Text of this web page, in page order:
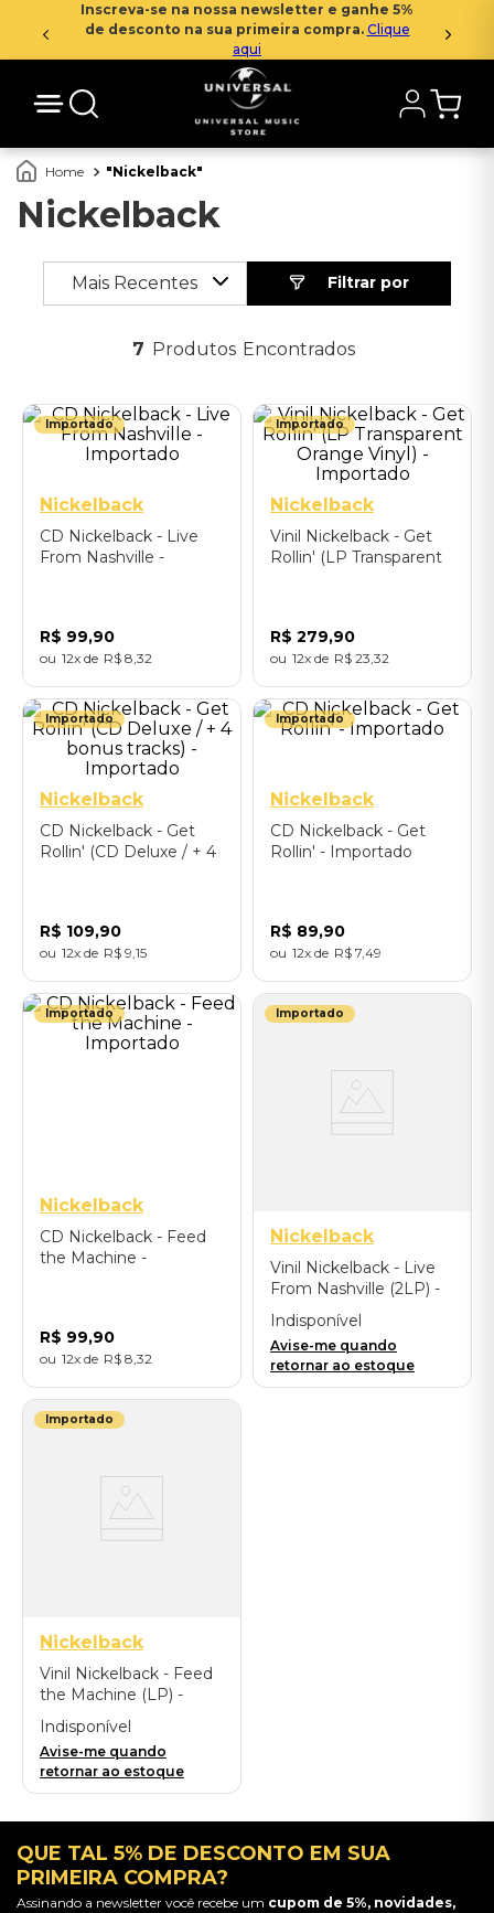
Inscreva-se na nossa newsletter e ganhe 5%
de desconto na sua primeira compra. Clique
aqui
Nickelback
Nickelback
Mais Recentes
7 Produtos
Importado
Nickelback
CD Nickelback - Live
From Nashville -
R$ 99,90
12 R$ 8 32
Importado
Nickelback
Vinil Nickelback - Get
Rollin' (LP Transparent
R$ 279,90
12 R$ 23 32
Importado
Nickelback
CD Nickelback - Get
Rollin' (CD Deluxe / + 4
R$ 109,90
12 R$ 9 15
Importado
Nickelback
CD Nickelback - Get
Rollin' - Importado
R$ 89,90
12 R$ 7 49
Importado
Nickelback
CD Nickelback - Feed
the Machine -
R$ 99,90
12 R$ 8 32
Importado
Nickelback
Vinil Nickelback - Live
From Nashville (2LP) -
Importado
Indisponível
Avise-me quando
retornar ao estoque
Importado
Nickelback
Vinil Nickelback - Feed
the Machine (LP) -
Importado
Indisponível
Avise-me quando
retornar ao estoque
QUE TAL 5% DE DESCONTO EM SUA
PRIMEIRA COMPRA?
Assinando a newsletter você recebe um cupom de 5%, novidades,